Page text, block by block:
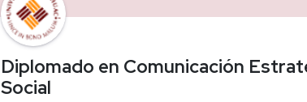
Diplomado en Comunicación
Social